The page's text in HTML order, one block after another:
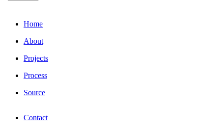
Home
About
Projects
Process
Source
Contact